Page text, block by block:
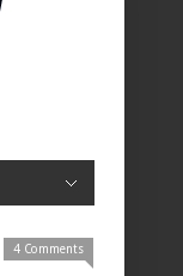
4 Comments